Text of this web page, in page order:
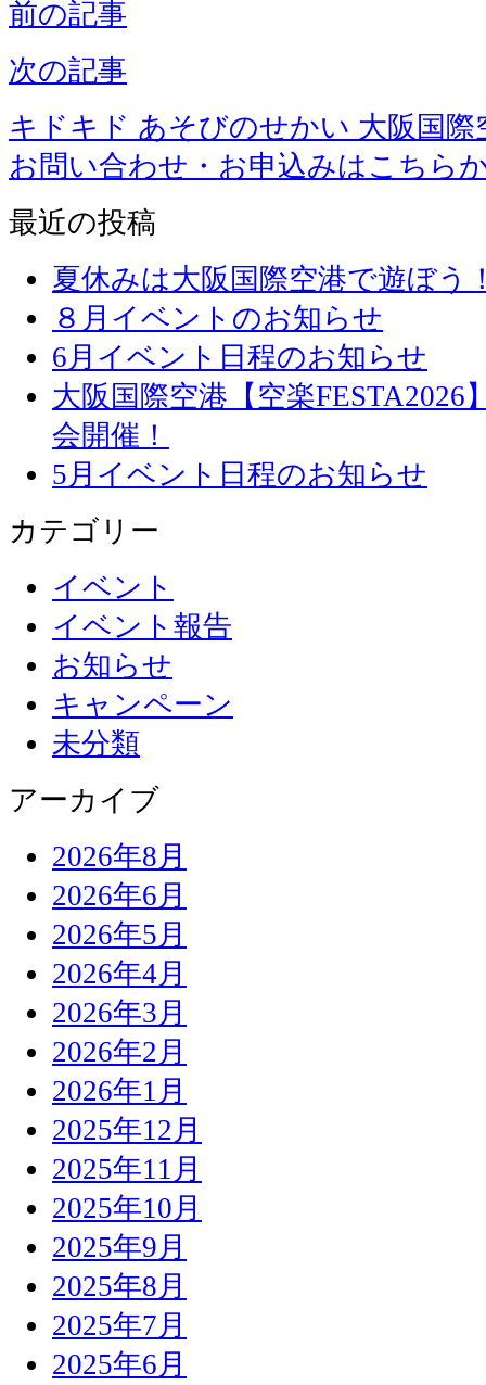
前の記事
次の記事
キドキド あそびのせかい 大阪国際
お問い合わせ・お申込みはこちら
最近の投稿
夏休みは大阪国際空港で遊ぼう
８月イベントのお知らせ
6月イベント日程のお知らせ
大阪国際空港【空楽
会開催！
5月イベント日程のお知らせ
カテゴリー
イベント
イベント報告
お知らせ
キャンペーン
未分類
アーカイブ
2026年8月
2026年6月
2026年5月
2026年4月
2026年3月
2026年2月
2026年1月
2025年12月
2025年11月
2025年10月
2025年9月
2025年8月
2025年7月
2025年6月